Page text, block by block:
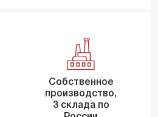
Собственное
производство,
3 склада по